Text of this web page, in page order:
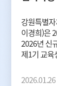
강원특별
이경희)은
2026년 신
제1기 교육
2026.01.26